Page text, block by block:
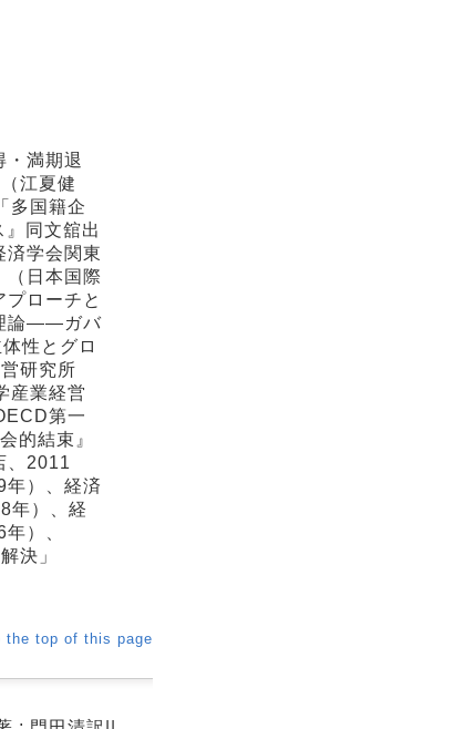
満期退
江夏健
多国籍企
同文舘出
学会関東
日本国際
ローチと
論――ガバ
性とグロ
研究所
産業経営
第一
的結束』
、2011
）、経済
年）、経
）、
決」
the top of this page